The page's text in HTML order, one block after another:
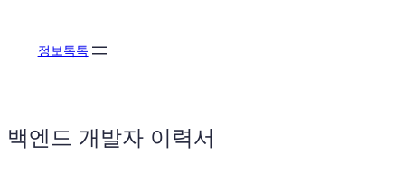
가
정보톡톡
백엔드 개발자 이력서